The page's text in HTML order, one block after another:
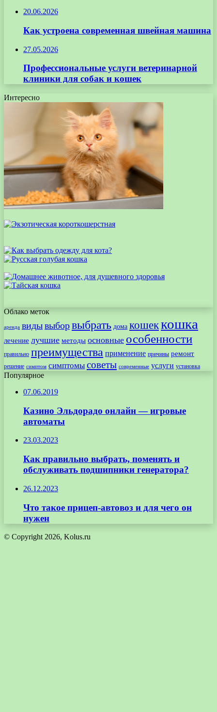
20.06.2026
Как устроена современная швейная машина
27.05.2026
Профессиональные услуги ветеринарной
клиники для собак и кошек
Интересно
Облако меток
аренда видывыборвыбрать дома кошеккошка
лечение лучшие методы основные особенности
правильно преимущества применение причины ремонт
решение симптом симптомы советы современные услуги установка
Популярное
07.06.2019
Казино Эльдорадо онлайн — игровые
автоматы
23.03.2023
Как правильно выбрать, поменять и
обслуживать подшипники генератора?
26.12.2023
Что такое прицеп-автовоз и для чего он
нужен
© Copyright 2026, Kolus.ru